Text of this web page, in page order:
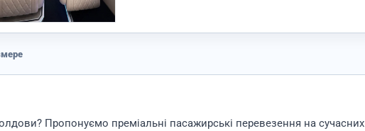
Пропонуємо преміальні пасажирські перевезення на сучасних